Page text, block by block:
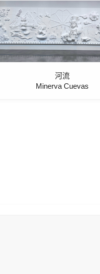
河流
Minerva Cuevas